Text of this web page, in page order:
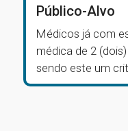
Público-Alvo
Médicos já com
médica de 2
sendo este um